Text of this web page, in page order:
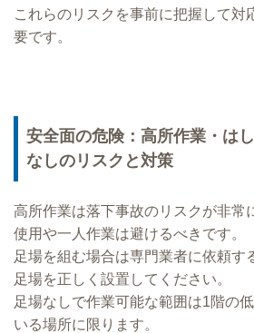
これらのリスクを事前に把握して対
要です。
安全面の危険：高所作業・は
なしのリスクと対策
高所作業は落下事故のリスクが非常
使用や一人作業は避けるべきです。
足場を組む場合は専門業者に依頼す
足場を正しく設置してください。
足場なしで作業可能な範囲は1階の
いる場所に限ります。